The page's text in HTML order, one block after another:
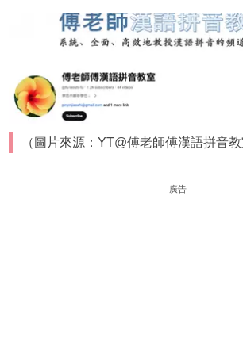
（圖片來源：YT@傅老師傅漢語拼音教
廣告